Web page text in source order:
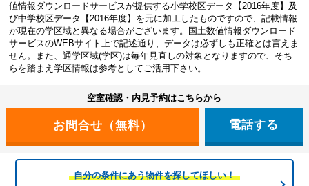
値情報ダウンロードサービスが提供する小学校区データ【2016年度】及
び中学校区データ【2016年度】を元に加工したものですので、記載情報
が現在の学区域と異なる場合がございます。国土数値情報ダウンロード
サービスのWEBサイト上で記述通り、データは必ずしも正確とは言えま
せん。また、通学区域(学区)は毎年見直しの対象となりますので、そち
らを踏まえ学区情報は参考としてご活用下さい。
空室確認・内見予約はこちらから
電話する
自分の条件にあう物件を探してほしい！